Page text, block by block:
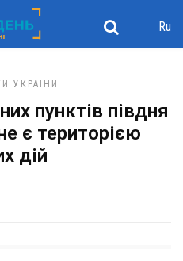
Ru
УКРАЇНИ
пунктів півдня
є територією
дій